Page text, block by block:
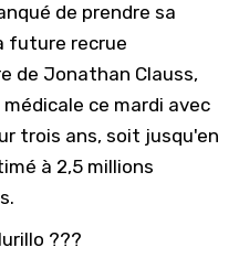
de prendre sa
future recrue
de Jonathan Clauss,
ce mardi avec
trois ans, soit jusqu'en
à 2,5 millions
???